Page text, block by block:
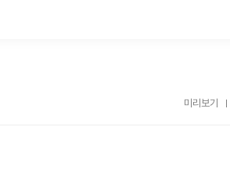
미리보기